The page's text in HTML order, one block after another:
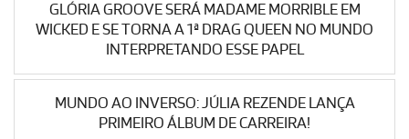
GLÓRIA GROOVE SERÁ MADAME MORRIBLE EM
WICKED E SE TORNA A 1ª DRAG QUEEN NO MUNDO
INTERPRETANDO ESSE PAPEL
MUNDO AO INVERSO: JÚLIA REZENDE LANÇA
PRIMEIRO ÁLBUM DE CARREIRA!